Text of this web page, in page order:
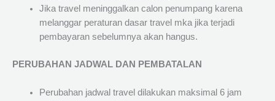
Jika travel meninggalkan calon penumpang karena
melanggar peraturan dasar travel mka jika terjadi
pembayaran sebelumnya akan hangus.
PERUBAHAN JADWAL DAN PEMBATALAN
Perubahan jadwal travel dilakukan maksimal 6 jam